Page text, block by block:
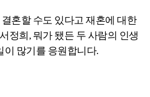
혼할 수도 있다고 재혼에 대한
정희, 뭐가 됐든 두 사람의 인생
이 많기를 응원합니다.